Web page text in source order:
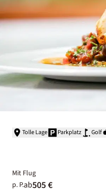
Tolle Lage Parkplatz Golf
Mit Flug
p. P.ab505 €